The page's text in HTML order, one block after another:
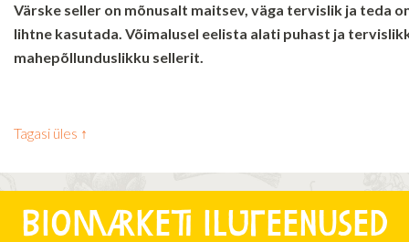
Värske seller on mõnusalt maitsev, väga tervislik ja teda
lihtne kasutada. Võimalusel eelista alati puhast ja
mahepõllunduslikku sellerit.
Tagasi üles ↑
Biomarketi iluteenused